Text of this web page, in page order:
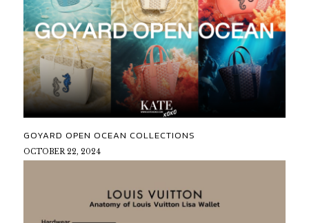
GOYARD OPEN OCEAN COLLECTIONS
OCTOBER 22, 2024